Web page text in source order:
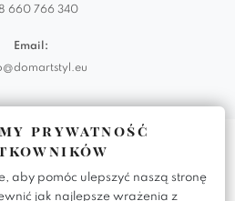
660 766 340
Email:
KODEMASTER.PL
prywatność
aby pomóc ulepszyć naszą stronę
jak najlepsze wrażenia z